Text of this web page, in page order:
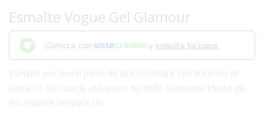
Esmalte Vogue Gel Glamour
Compra con y solicita tu cupo.